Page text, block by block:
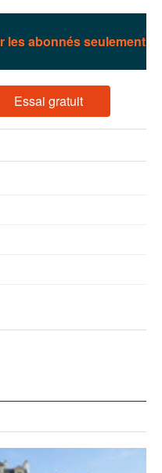
les abonnés seulement
Essai gratuit